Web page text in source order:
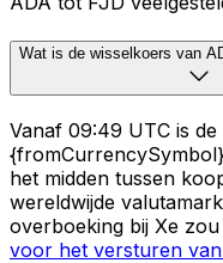
Wat is de wisselkoers van
Vanaf 09:49 UTC is
het midden tussen
wereldwijde
overboeking bij Xe
voor het versturen